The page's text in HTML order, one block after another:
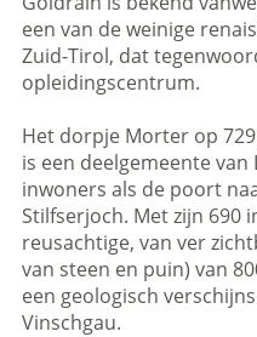
een van de weinige
Zuid-Tirol, dat
opleidingscentrum.
Het dorpje Morter op
is een deelgemeente
inwoners als de poort
Stilfserjoch. Met zijn 690
reusachtige, van ver
van steen en puin) van
een geologisch
Vinschgau.